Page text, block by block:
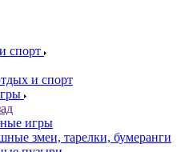
спорт
и спорт
игры
змеи, тарелки, бумеранги